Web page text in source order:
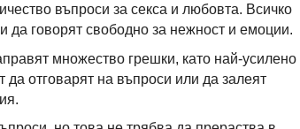
въпроси за секса и любовта. Всичко
да говорят свободно за нежност и емоции.
множество грешки, като най-усилено
да отговарят на въпроси или да залеят